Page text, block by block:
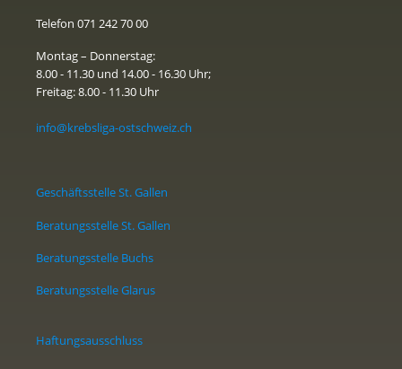
Telefon 071 242 70 00
Montag – Donnerstag:
8.00 - 11.30 und 14.00 - 16.30 Uhr;
Freitag: 8.00 - 11.30 Uhr
info@krebsliga-ostschweiz.ch
Geschäftsstelle St. Gallen
Beratungsstelle St. Gallen
Beratungsstelle Buchs
Beratungsstelle Glarus
Haftungsausschluss